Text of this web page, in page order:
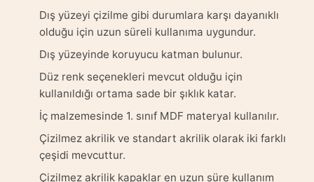
Dış yüzeyi çizilme gibi durumlara karşı dayanıklı
olduğu için uzun süreli kullanıma uygundur.
Dış yüzeyinde koruyucu katman bulunur.
Düz renk seçenekleri mevcut olduğu için
kullanıldığı ortama sade bir şıklık katar.
İç malzemesinde 1. sınıf MDF materyal kullanılır.
Çizilmez akrilik ve standart akrilik olarak iki farklı
çeşidi mevcuttur.
Çizilmez akrilik kapaklar en uzun süre kullanım